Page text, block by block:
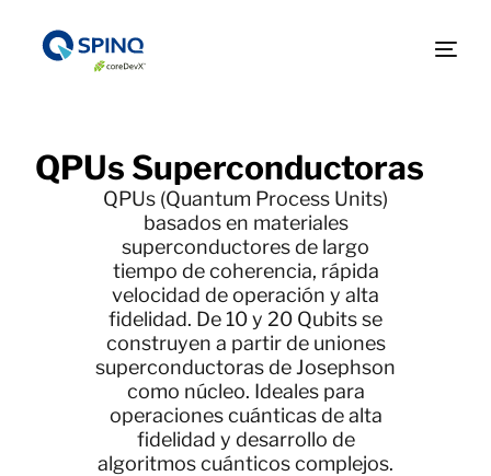
QPUs Superconductoras
QPUs (Quantum Process Units)
basados en materiales
superconductores de largo
tiempo de coherencia, rápida
velocidad de operación y alta
fidelidad. De 10 y 20 Qubits se
construyen a partir de uniones
superconductoras de Josephson
como núcleo. Ideales para
operaciones cuánticas de alta
fidelidad y desarrollo de
algoritmos cuánticos complejos.